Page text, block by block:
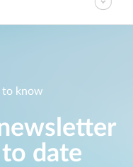
to know
date